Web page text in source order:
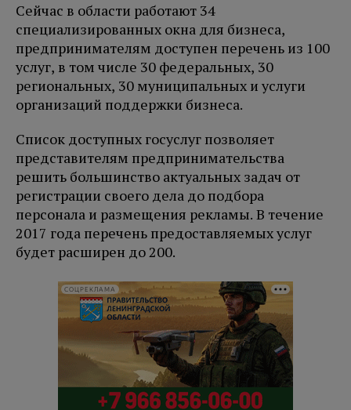
Сейчас в области работают 34
специализированных окна для бизнеса,
предпринимателям доступен перечень из 100
услуг, в том числе 30 федеральных, 30
региональных, 30 муниципальных и услуги
организаций поддержки бизнеса.
Список доступных госуслуг позволяет
представителям предпринимательства
решить большинство актуальных задач от
регистрации своего дела до подбора
персонала и размещения рекламы. В течение
2017 года перечень предоставляемых услуг
будет расширен до 200.
СОЦРЕКЛАМА